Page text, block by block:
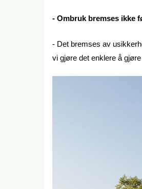
- Ombruk bremses ikke
- Det bremses av
vi gjøre det enklere å